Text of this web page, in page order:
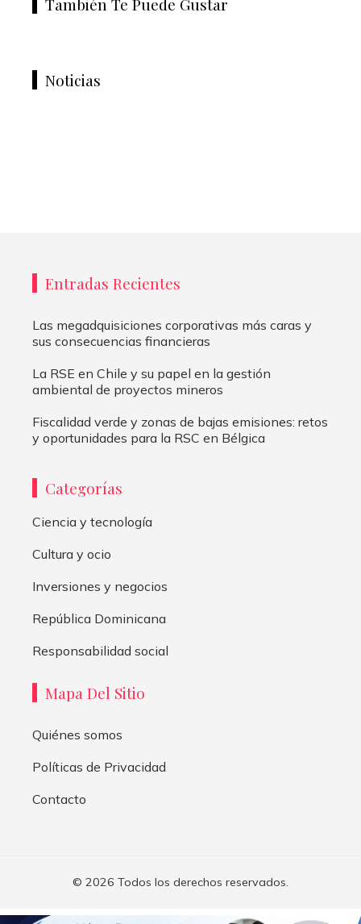
También Te Puede Gustar
Noticias
Entradas Recientes
Las megadquisiciones corporativas más caras y
sus consecuencias financieras
La RSE en Chile y su papel en la gestión
ambiental de proyectos mineros
Fiscalidad verde y zonas de bajas emisiones: retos
y oportunidades para la RSC en Bélgica
Categorías
Ciencia y tecnología
Cultura y ocio
Inversiones y negocios
República Dominicana
Responsabilidad social
Mapa Del Sitio
Quiénes somos
Políticas de Privacidad
Contacto
© 2026 Todos los derechos reservados.